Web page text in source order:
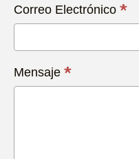
Correo Electrónico *
Mensaje *